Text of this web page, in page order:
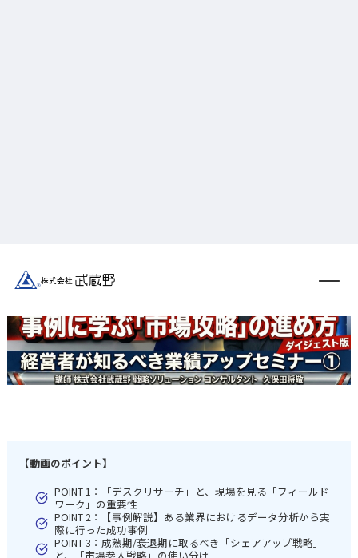
【動画のポイント】
POINT 1：「デスクリサーチ」と、現場を見る「フィールド
ワーク」の重要性
POINT 2：【事例解説】ある業界におけるデータ分析から実
際に行った成功事例
POINT 3：成熟期/衰退期に取るべき「シェアアップ戦略」